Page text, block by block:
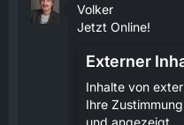
Volker
Jetzt Online!
Externer
Inhalte von
Ihre
und angezeigt.